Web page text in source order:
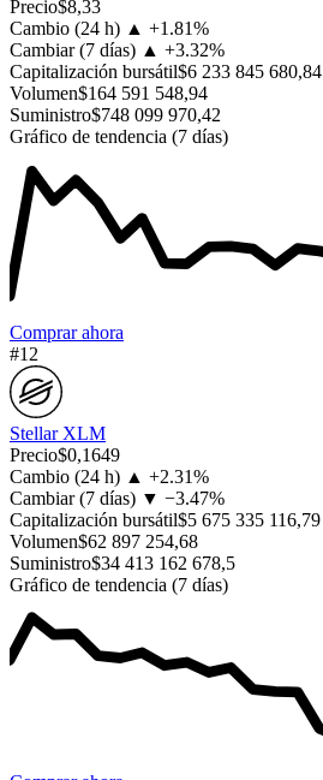
Precio$8,33
Cambio (24 h) ▲ +1.81%
Cambiar (7 días) ▲ +3.32%
Capitalización bursátil$6 233 845 680,84
Volumen$164 591 548,94
Suministro$748 099 970,42
Gráfico de tendencia (7 días)
Comprar ahora
#12
Stellar XLM
Precio$0,1649
Cambio (24 h) ▲ +2.31%
Cambiar (7 días) ▼ −3.47%
Capitalización bursátil$5 675 335 116,79
Volumen$62 897 254,68
Suministro$34 413 162 678,5
Gráfico de tendencia (7 días)